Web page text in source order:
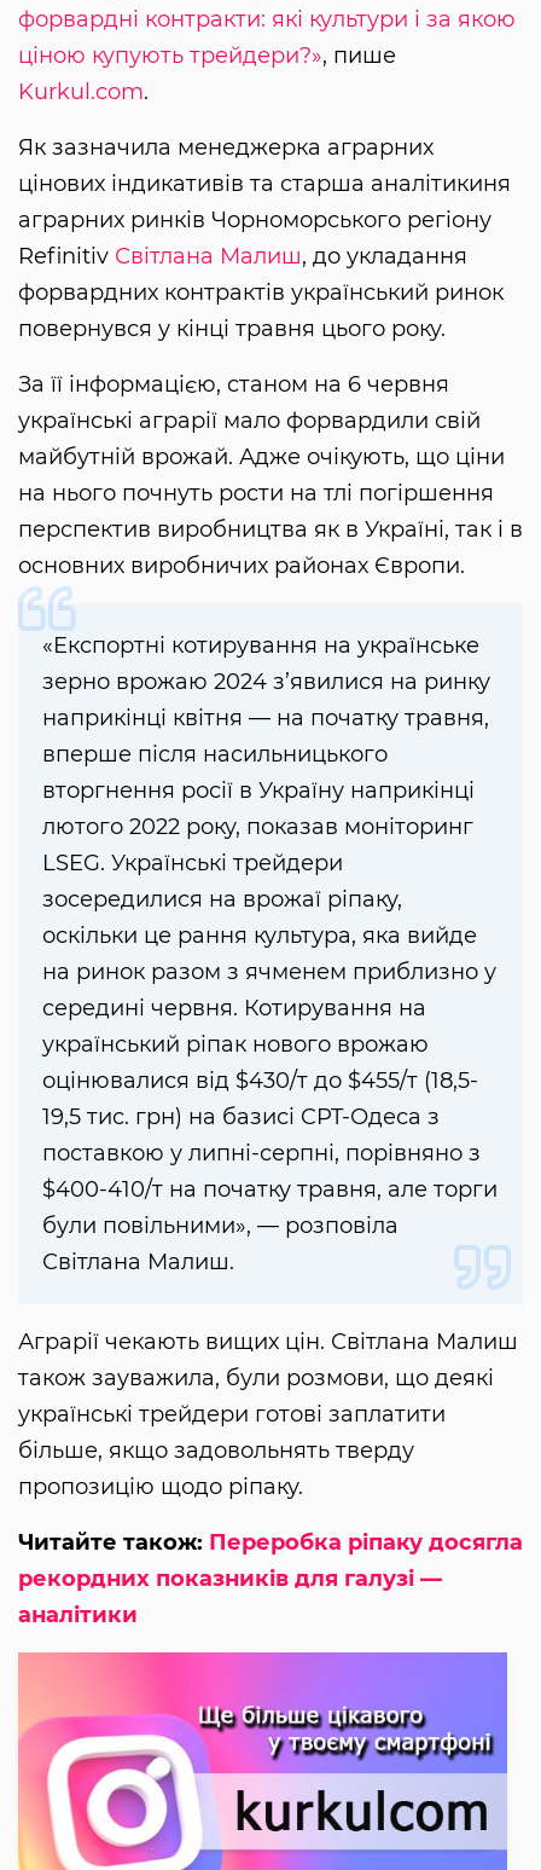
форвардні контракти: які культури і за якою
ціною купують трейдери?», пише
Kurkul.com.
Як зазначила менеджерка аграрних
цінових індикативів та старша аналітикиня
аграрних ринків Чорноморського регіону
Refinitiv Світлана Малиш, до укладання
форвардних контрактів український ринок
повернувся у кінці травня цього року.
За її інформацією, станом на 6 червня
українські аграрії мало форвардили свій
майбутній врожай. Адже очікують, що ціни
на нього почнуть рости на тлі погіршення
перспектив виробництва як в Україні, так і в
основних виробничих районах Європи.
«Експортні котирування на українське
зерно врожаю 2024 з’явилися на ринку
наприкінці квітня — на початку травня,
вперше після насильницького
вторгнення росії в Україну наприкінці
лютого 2022 року, показав моніторинг
LSEG. Українські трейдери
зосередилися на врожаї ріпаку,
оскільки це рання культура, яка вийде
на ринок разом з ячменем приблизно у
середині червня. Котирування на
український ріпак нового врожаю
оцінювалися від $430/т до $455/т (18,5-
19,5 тис. грн) на базисі CPT-Одеса з
поставкою у липні-серпні, порівняно з
$400-410/т на початку травня, але торги
були повільними», — розповіла
Світлана Малиш.
Аграрії чекають вищих цін. Світлана Малиш
також зауважила, були розмови, що деякі
українські трейдери готові заплатити
більше, якщо задовольнять тверду
пропозицію щодо ріпаку.
Читайте також: Переробка ріпаку досягла
рекордних показників для галузі —
аналітики